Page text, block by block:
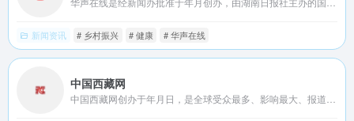
新闻资讯 # 乡村振兴 # 健康 # 华声在线
中国西藏网